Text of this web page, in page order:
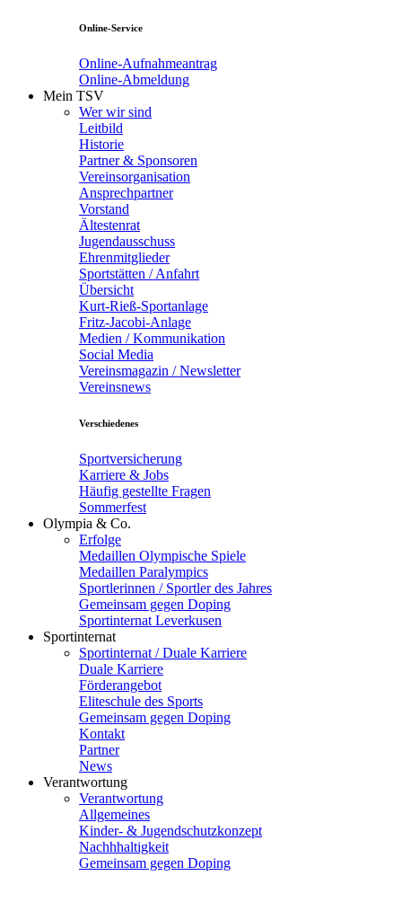
Online-Service
Online-Aufnahmeantrag
Online-Abmeldung
Mein TSV
Wer wir sind
Leitbild
Historie
Partner & Sponsoren
Vereinsorganisation
Ansprechpartner
Vorstand
Ältestenrat
Jugendausschuss
Ehrenmitglieder
Sportstätten / Anfahrt
Übersicht
Kurt-Rieß-Sportanlage
Fritz-Jacobi-Anlage
Medien / Kommunikation
Social Media
Vereinsmagazin / Newsletter
Vereinsnews
Verschiedenes
Sportversicherung
Karriere & Jobs
Häufig gestellte Fragen
Sommerfest
Olympia & Co.
Erfolge
Medaillen Olympische Spiele
Medaillen Paralympics
Sportlerinnen / Sportler des Jahres
Gemeinsam gegen Doping
Sportinternat Leverkusen
Sportinternat
Sportinternat / Duale Karriere
Duale Karriere
Förderangebot
Eliteschule des Sports
Gemeinsam gegen Doping
Kontakt
Partner
News
Verantwortung
Verantwortung
Allgemeines
Kinder- & Jugendschutzkonzept
Nachhhaltigkeit
Gemeinsam gegen Doping